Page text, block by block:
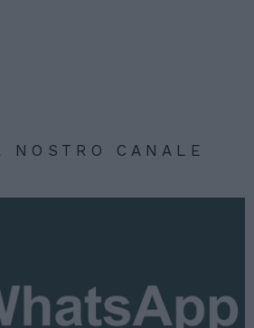
CANALE